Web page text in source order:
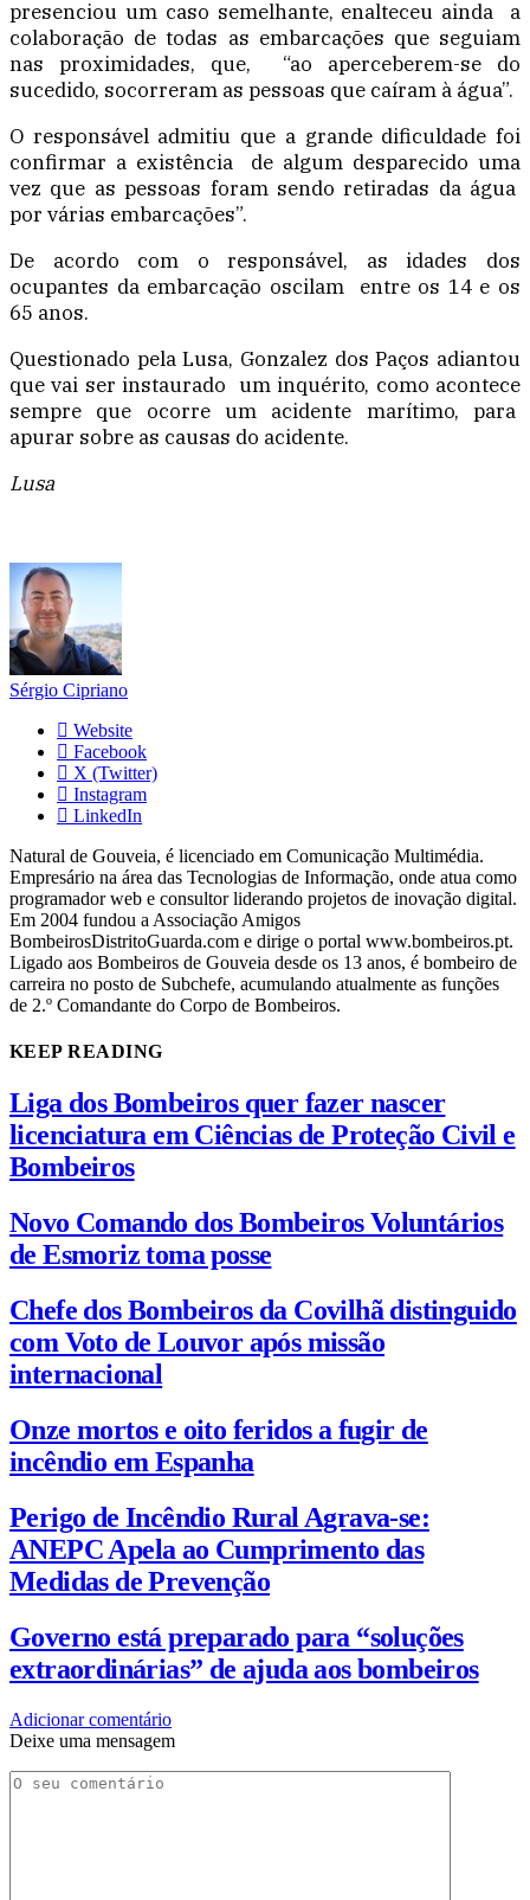
presenciou um caso semelhante, enalteceu ainda a
colaboração de todas as embarcações que seguiam
nas proximidades, que, “ao aperceberem-se do
sucedido, socorreram as pessoas que caíram à água”.
O responsável admitiu que a grande dificuldade foi
confirmar a existência de algum desparecido uma
vez que as pessoas foram sendo retiradas da água
por várias embarcações”.
De acordo com o responsável, as idades dos
ocupantes da embarcação oscilam entre os 14 e os
65 anos.
Questionado pela Lusa, Gonzalez dos Paços adiantou
que vai ser instaurado um inquérito, como acontece
sempre que ocorre um acidente marítimo, para
apurar sobre as causas do acidente.
Lusa
Sérgio Cipriano
Website
Facebook
X (Twitter)
Instagram
LinkedIn
Natural de Gouveia, é licenciado em Comunicação Multimédia.
Empresário na área das Tecnologias de Informação, onde atua como
programador web e consultor liderando projetos de inovação digital.
Em 2004 fundou a Associação Amigos
BombeirosDistritoGuarda.com e dirige o portal www.bombeiros.pt.
Ligado aos Bombeiros de Gouveia desde os 13 anos, é bombeiro de
carreira no posto de Subchefe, acumulando atualmente as funções
de 2.º Comandante do Corpo de Bombeiros.
KEEP READING
Liga dos Bombeiros quer fazer nascer
licenciatura em Ciências de Proteção Civil e
Bombeiros
Novo Comando dos Bombeiros Voluntários
de Esmoriz toma posse
Chefe dos Bombeiros da Covilhã distinguido
com Voto de Louvor após missão
internacional
Onze mortos e oito feridos a fugir de
incêndio em Espanha
Perigo de Incêndio Rural Agrava-se:
ANEPC Apela ao Cumprimento das
Medidas de Prevenção
Governo está preparado para “soluções
extraordinárias” de ajuda aos bombeiros
Adicionar comentário
Deixe uma mensagem